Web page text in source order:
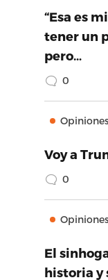
“Esa es
tener un
pero…
0
Opiniones
Voy a
0
Opiniones
El
historia y